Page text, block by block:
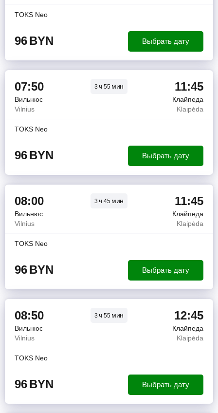
TOKS Neo
96BYN Выбрать дату
07:50 3ч 55 мин 11:45
Вильнюс
Клайпеда
Vilnius
Klaipėda
TOKS Neo
96BYN Выбрать дату
08:00 3ч 45 мин 11:45
Вильнюс
Клайпеда
Vilnius
Klaipėda
TOKS Neo
96BYN Выбрать дату
08:50 3ч 55 мин 12:45
Вильнюс
Клайпеда
Vilnius
Klaipėda
TOKS Neo
96BYN Выбрать дату